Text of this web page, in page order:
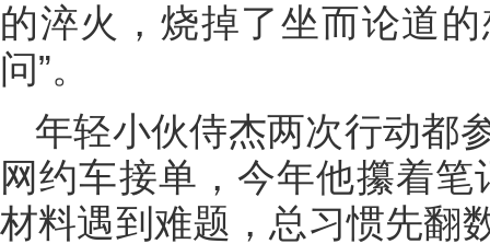
的淬火，烧掉了坐而论道
问”。
年轻小伙侍杰两次行动都
网约车接单，今年他攥着
材料遇到难题，总习惯先翻